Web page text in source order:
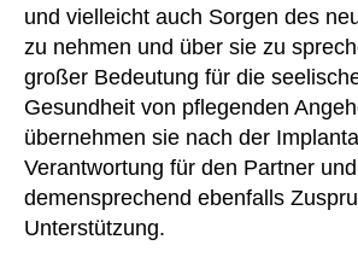
und vielleicht auch Sorgen des
zu nehmen und über sie zu
großer Bedeutung für die
Gesundheit von pflegenden
übernehmen sie nach der
Verantwortung für den Partner
demensprechend ebenfalls
Unterstützung.